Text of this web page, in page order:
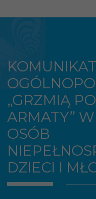
„GRZMIĄ
ARMATY”
OSÓB
DZIECI I